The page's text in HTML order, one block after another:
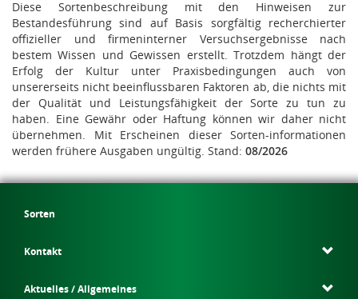
Diese Sortenbeschreibung mit den Hinweisen zur
Bestandesführung sind auf Basis sorgfältig recherchierter
offizieller und firmeninterner Versuchsergebnisse nach
bestem Wissen und Gewissen erstellt. Trotzdem hängt der
Erfolg der Kultur unter Praxisbedingungen auch von
unsererseits nicht beeinflussbaren Faktoren ab, die nichts mit
der Qualität und Leistungsfähigkeit der Sorte zu tun zu
haben. Eine Gewähr oder Haftung können wir daher nicht
übernehmen. Mit Erscheinen dieser Sorten-informationen
werden frühere Ausgaben ungültig. Stand: 08/2026
Sorten
Kontakt
Aktuelles / Allgemeines